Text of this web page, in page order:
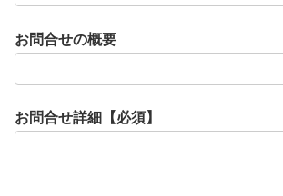
お問合せの概要
お問合せ詳細【必須】